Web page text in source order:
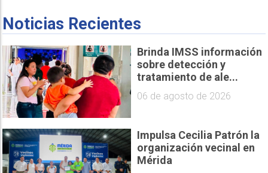
Noticias Recientes
Brinda IMSS información
sobre detección y
tratamiento de ale...
06 de agosto de 2026
Impulsa Cecilia Patrón la
organización vecinal en
Mérida